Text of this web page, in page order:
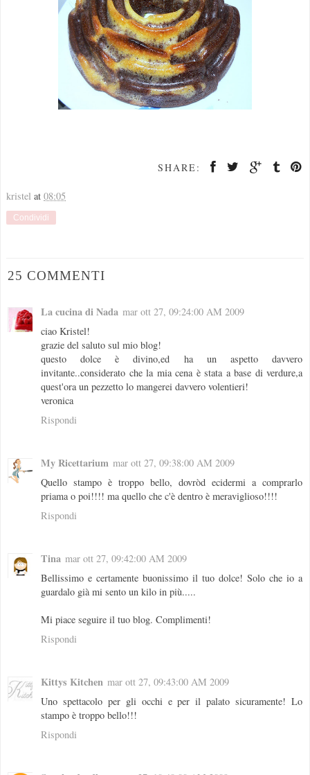
SHARE:
kristel at 08:05
Condividi
25 COMMENTI
La cucina di Nada mar ott 27, 09:24:00 AM 2009
ciao Kristel!
grazie del saluto sul mio blog!
questo dolce è divino,ed ha un aspetto davvero
invitante..considerato che la mia cena è stata a base di verdure,a
quest'ora un pezzetto lo mangerei davvero volentieri!
veronica
Rispondi
My Ricettarium mar ott 27, 09:38:00 AM 2009
Quello stampo è troppo bello, dovròd ecidermi a comprarlo
priama o poi!!!! ma quello che c'è dentro è meraviglioso!!!!
Rispondi
Tina mar ott 27, 09:42:00 AM 2009
Bellissimo e certamente buonissimo il tuo dolce! Solo che io a
guardalo già mi sento un kilo in più.....
Mi piace seguire il tuo blog. Complimenti!
Rispondi
Kittys Kitchen mar ott 27, 09:43:00 AM 2009
Uno spettacolo per gli occhi e per il palato sicuramente! Lo
stampo è troppo bello!!!
Rispondi